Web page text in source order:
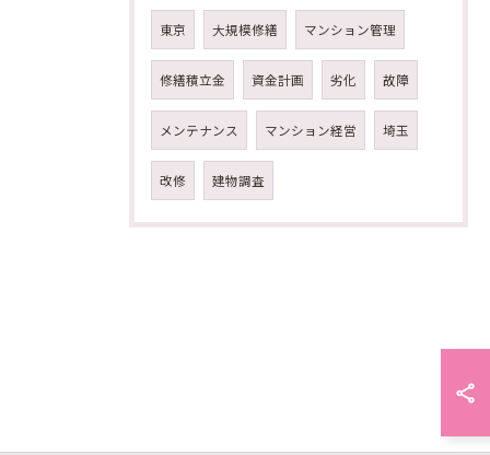
東京 大規模修繕 マンション管理
修繕積立金 資金計画 劣化 故障
メンテナンス マンション経営 埼玉
改修 建物調査